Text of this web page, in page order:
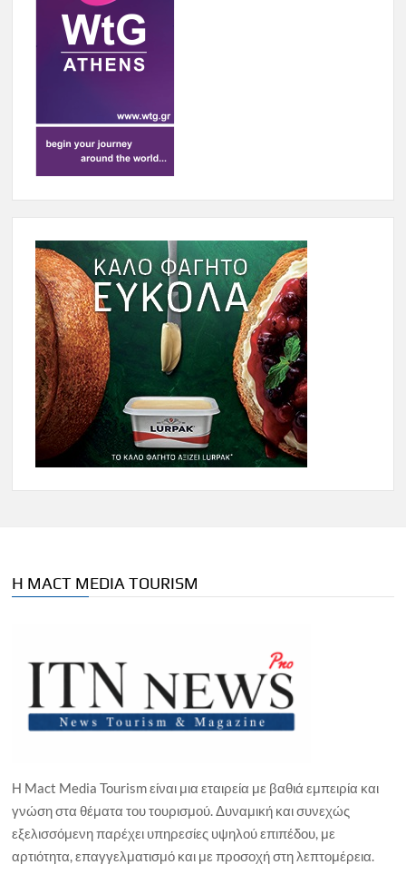
Η MACT MEDIA TOURISM
Η Mact Media Tourism είναι μια εταιρεία με βαθιά εμπειρία και
γνώση στα θέματα του τουρισμού. Δυναμική και συνεχώς
εξελισσόμενη παρέχει υπηρεσίες υψηλού επιπέδου, με
αρτιότητα, επαγγελματισμό και με προσοχή στη λεπτομέρεια.